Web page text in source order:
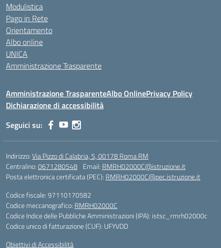
Modulistica
Pago in Rete
Orientamento
Albo online
UNICA
Amministrazione Trasparente
Amministrazione TrasparenteAlbo OnlinePrivacy Policy
Dichiarazione di accessibilità
Seguici su:
Indirizzo:Via Pizzo di Calabria, 5, 00178 Roma RM
Centralino:0671280548 Email: RMRH02000C@istruzione.it
Posta elettronica certificata (PEC): RMRH02000C@pec.istruzione.it
Codice fiscale: 97110170582
Codice meccanografico: RMRH02000C
Codice Indice delle Pubbliche Amministrazioni (IPA): istsc_rmrh02000c
Codice unico di fatturazione (CUF): UFYVDD
Obiettivi di Accessibilità